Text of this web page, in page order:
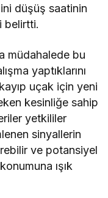
düşüş saatinin
belirtti.
müdahalede bu
yaptıklarını
uçak için yeni
kesinliğe sahip
yetkililer
sinyallerin
ve potansiyel
ışık